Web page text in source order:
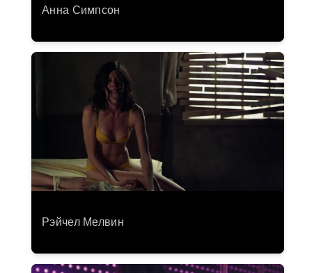
Анна Симпсон
Рэйчел Мелвин